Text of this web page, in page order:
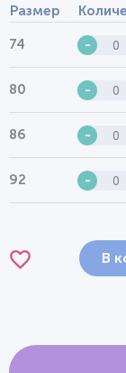
Размер
74 -
80 -
86 -
92 -
В